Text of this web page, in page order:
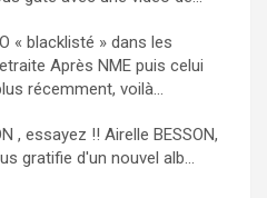
« blacklisté » dans les
Après NME puis celui
récemment, voilà...
, essayez !! Airelle BESSON,
gratifie d'un nouvel alb...